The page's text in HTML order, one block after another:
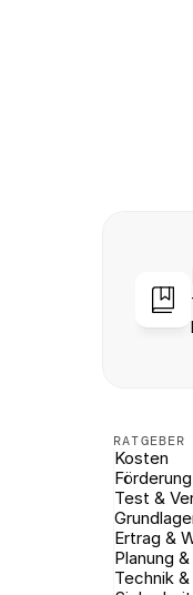
RATGEBER
Kosten
Förderung
Test &
Ertrag &
Planung
Technik